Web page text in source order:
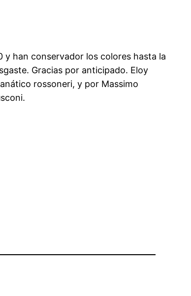
y han conservador los colores hasta la
Gracias por anticipado. Eloy
rossoneri, y por Massimo